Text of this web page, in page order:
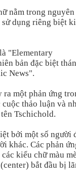
nằm trong nguyên
dụng riêng biệt
"Elementary
bản đặc biệt
News".
một phản ứng
thảo luận và
Tschichold.
bởi một số người
khác. Các phản
kiểu chữ màu
bắt đầu bị